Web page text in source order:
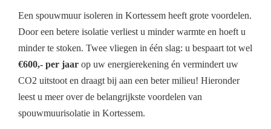
Een spouwmuur isoleren in Kortessem heeft grote voordelen.
Door een betere isolatie verliest u minder warmte en hoeft u
minder te stoken. Twee vliegen in één slag: u bespaart tot wel
€600,- per jaar op uw energierekening én vermindert uw
CO2 uitstoot en draagt bij aan een beter milieu! Hieronder
leest u meer over de belangrijkste voordelen van
spouwmuurisolatie in Kortessem.